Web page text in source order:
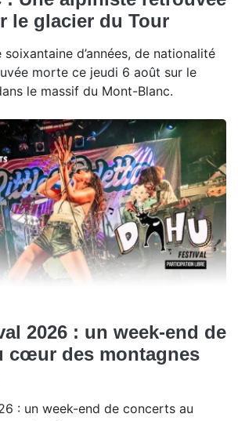
le glacier du Tour
soixantaine d’années, de nationalité
morte ce jeudi 6 août sur le
le massif du Mont-Blanc.
2026 : un week-end de
cœur des montagnes
: un week-end de concerts au